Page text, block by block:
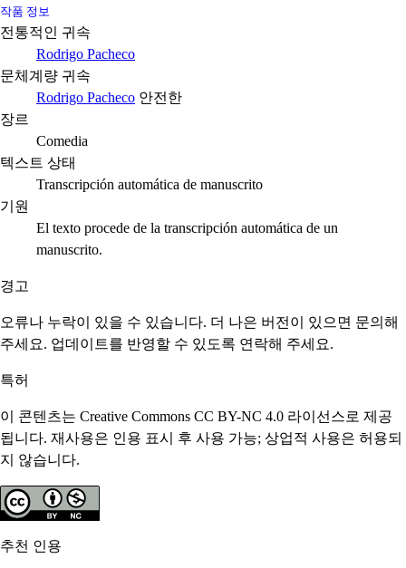
작품 정보
전통적인 귀속
Rodrigo Pacheco
문체계량 귀속
Rodrigo Pacheco 안전한
장르
Comedia
텍스트 상태
Transcripción automática de manuscrito
기원
El texto procede de la transcripción automática de un
manuscrito.
경고
오류나 누락이 있을 수 있습니다. 더 나은 버전이 있으면 문의해
주세요. 업데이트를 반영할 수 있도록 연락해 주세요.
특허
이 콘텐츠는 Creative Commons CC BY-NC 4.0 라이선스로 제공
됩니다. 재사용은 인용 표시 후 사용 가능; 상업적 사용은 허용되
지 않습니다.
추천 인용